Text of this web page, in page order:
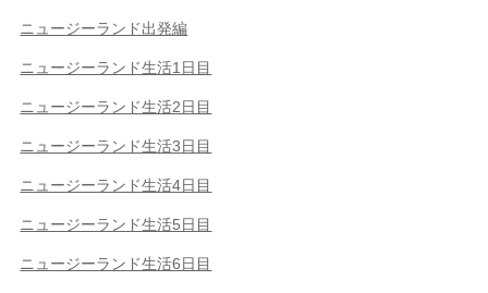
ニュージーランド出発編
ニュージーランド生活1日目
ニュージーランド生活2日目
ニュージーランド生活3日目
ニュージーランド生活4日目
ニュージーランド生活5日目
ニュージーランド生活6日目